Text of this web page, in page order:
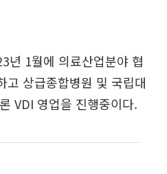
년 1월에 의료산업분야 협
고 상급종합병원 및 국립대
VDI 영업을 진행중이다.